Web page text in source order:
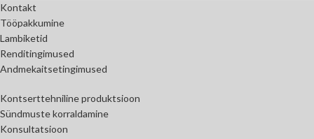
Kontakt
Tööpakkumine
Lambiketid
Renditingimused
Andmekaitsetingimused
Kontserttehniline produktsioon
Sündmuste korraldamine
Konsultatsioon